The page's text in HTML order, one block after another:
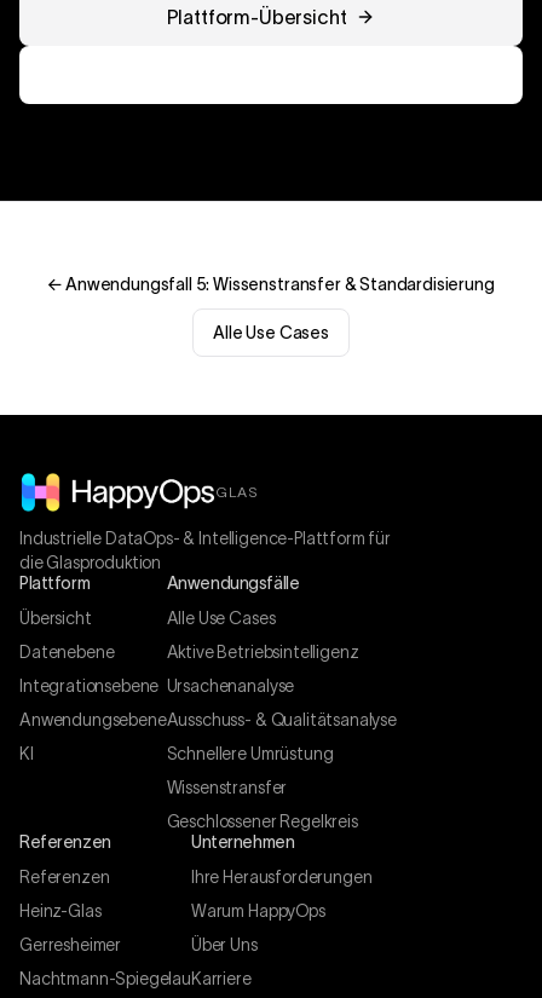
Plattform-Übersicht
← Anwendungsfall 5: Wissenstransfer & Standardisierung
Alle Use Cases
GLAS
Industrielle DataOps- & Intelligence-Plattform für
die Glasproduktion
Plattform
Übersicht
Datenebene
Integrationsebene
Anwendungsebene
KI
Anwendungsfälle
Alle Use Cases
Aktive Betriebsintelligenz
Ursachenanalyse
Ausschuss- & Qualitätsanalyse
Schnellere Umrüstung
Wissenstransfer
Geschlossener Regelkreis
Referenzen
Referenzen
Heinz-Glas
Gerresheimer
Nachtmann-Spiegelau
Unternehmen
Ihre Herausforderungen
Warum HappyOps
Über Uns
Karriere